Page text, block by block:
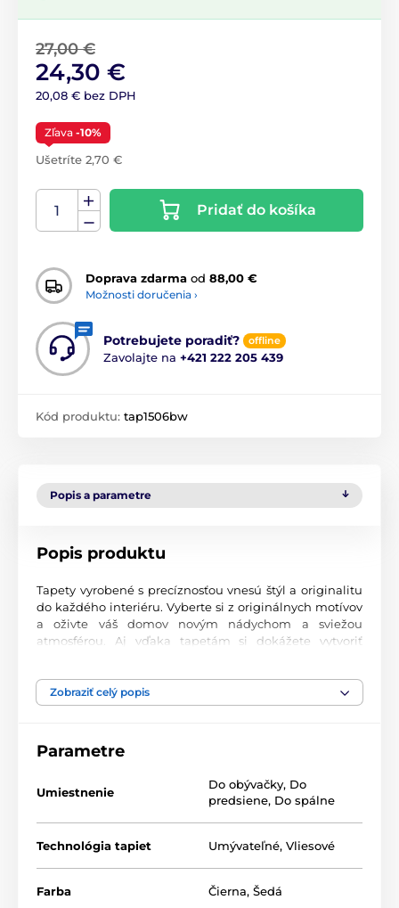
27,00 €
24,30 €
20,08 € bez DPH
Zľava -10%
Ušetríte 2,70 €
Pridať do košíka
Doprava zdarma od 88,00 €
Možnosti doručenia ›
Potrebujete poradiť? offline
Zavolajte na +421 222 205 439
Kód produktu: tap1506bw
Popis a parametre
Popis produktu
Tapety vyrobené s precíznosťou vnesú štýl a originalitu
do každého interiéru. Vyberte si z originálnych motívov
a oživte váš domov novým nádychom a sviežou
atmosférou. Aj vďaka tapetám si dokážete vytvoriť
Najvyššia kvalita tlače
miestnosti. Tlačia sa na kvalitný vlies s jemným
technológii sa vyznačujú výbornou odolnosťou a
Dostupné rozmery a typy tapiet (v cm – šírka x
výška)
Zobraziť celý popis
Parametre
Umiestnenie
Do obývačky, Do
predsiene, Do spálne
Technológia tapiet Umývateľné, Vliesové
Farba Čierna, Šedá